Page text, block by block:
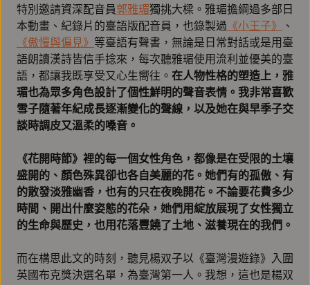
特別邀請資深配音員郭雅瑂獨挑大樑。雅瑂擔綱過多部日
本動畫、紀錄片的臺語版配音員，也錄製過 《小王子》
、
《傲慢與偏見》 等臺語有聲書，無論是日常對話或是用臺
語朗讀漢詩皆信手捻來，每次聽雅瑂使用流利並優美的臺
語，都讓我既享受又心生嚮往。 在人物性格的塑造上，雅
瑂也為眾多角色設計了個性鮮明的聲音表情。我非常喜歡
雪子隨著年紀成長逐漸變化的聲線，以及她在與早季子交
談時調皮又溫柔的嗓音。
《花開時節》裡的每一個女性角色，都像是在受限的土壤
盛開的、顏色殊異卻也各自美麗的花。她們有的孤傲、有
的散發淡雅幽香，也有的只在夜晚開花。不論要花費多少
時間、開出什麼姿態的花朵，她們用綻放展現了女性獨立
的生命與歷史，也用花落豐饒了土地、滋養現在的我們。
而在構思此文的時刻，聽見楊双子以《臺灣漫遊錄》入圍
英國布克獎決選名單，為臺灣第一人。我想，這也是楊双